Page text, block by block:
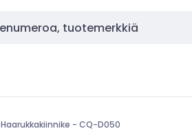
Haarukkakiinnike - CQ-D050